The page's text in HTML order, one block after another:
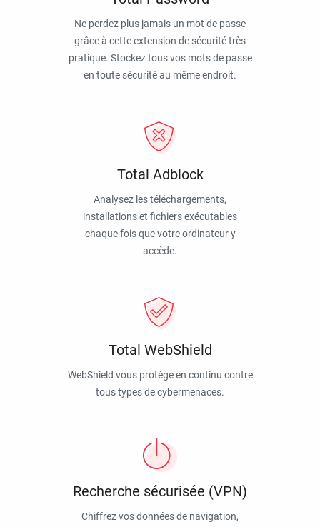
Ne perdez plus jamais un mot de passe
grâce à cette extension de sécurité très
pratique. Stockez tous vos mots de passe
en toute sécurité au même endroit.
Total Adblock
Analysez les téléchargements,
installations et fichiers exécutables
chaque fois que votre ordinateur y
accède.
Total WebShield
WebShield vous protège en continu contre
tous types de cybermenaces.
Recherche sécurisée (VPN)
Chiffrez vos données de navigation,